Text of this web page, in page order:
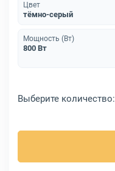
Цвет
тёмно-серый
Мощность (Вт)
800 Вт
Выберите количество: